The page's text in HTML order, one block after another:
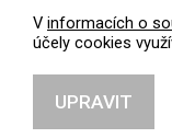
Zákaznická linka:
© 2004 - 2026
V informacích o
účely cookies
UPRAVIT